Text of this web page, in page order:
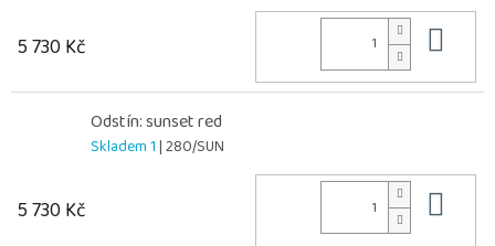
5 730 Kč
Odstín: sunset red
Skladem 1| 280/SUN
5 730 Kč